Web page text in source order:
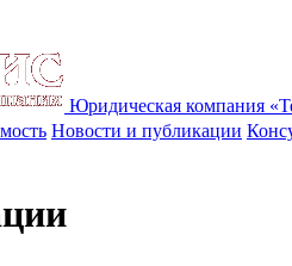
Юридическая компания
Новости и публикации